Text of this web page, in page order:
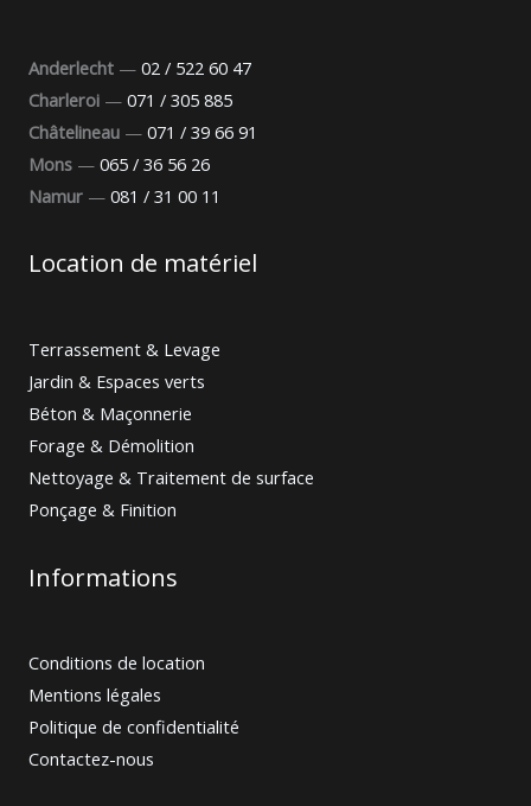
Anderlecht — 02 / 522 60 47
Charleroi — 071 / 305 885
Châtelineau — 071 / 39 66 91
Mons — 065 / 36 56 26
Namur — 081 / 31 00 11
Location de matériel
Terrassement & Levage
Jardin & Espaces verts
Béton & Maçonnerie
Forage & Démolition
Nettoyage & Traitement de surface
Ponçage & Finition
Informations
Conditions de location
Mentions légales
Politique de confidentialité
Contactez-nous